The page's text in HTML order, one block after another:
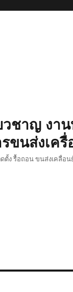
ชาญ งา
นส่งเครื่
ตั้ง รื้อถอน ขนส่งเคลื่อ